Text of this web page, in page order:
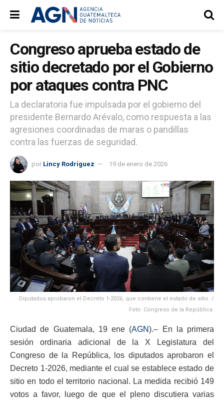
Congreso aprueba estado de
sitio decretado por el Gobierno
por ataques contra PNC
La declaratoria fue impulsada por el gobierno del
presidente Bernardo Arévalo, como respuesta a las
agresiones coordinadas de maras o pandillas
contra las fuerzas de seguridad.
por Lincy Rodríguez 19 de enero de 2026
Diputados aprobaron el Decreto 1-2026, que contiene el estado de sitio. /
Foto: Congreso de la República.
Ciudad de Guatemala, 19 ene (AGN).– En la primera
sesión ordinaria adicional de la X Legislatura del
Congreso de la República, los diputados aprobaron el
Decreto 1-2026, mediante el cual se establece estado de
sitio en todo el territorio nacional. La medida recibió 149
votos a favor, luego de que el pleno discutiera varias